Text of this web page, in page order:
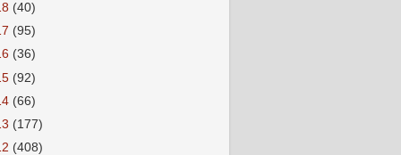
(40)
(95)
(36)
(92)
(66)
(177)
(408)